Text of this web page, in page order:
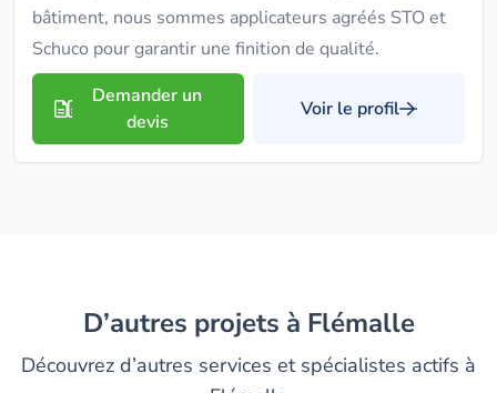
bâtiment, nous sommes applicateurs agréés STO et
Schuco pour garantir une finition de qualité.
Demander un
devis
Voir le profil
D’autres projets à Flémalle
Découvrez d’autres services et spécialistes actifs à